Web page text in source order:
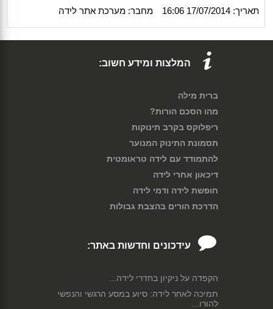
תאריך: 17/07/2014 16:06 מחבר: מערכת אתר לידה
המלצות ומידע חשוב:
ברית מילה
מהו הסכם הורות?
ריפלוקס בקרב תינוקות
תסמונת התינוק המנוער
להתמודד עם לידה טראומטית
דיכאון אחרי לידה
חופשת לידה ודמי לידה
הדרכת הורים בהצבת גבולות
עידכונים וחדשות באתר:
הקפדה על ניקיון בחדרי לידה...
תמיכה לאחר לידה: סיוע במסע הרגשי והנפשי
להורו...